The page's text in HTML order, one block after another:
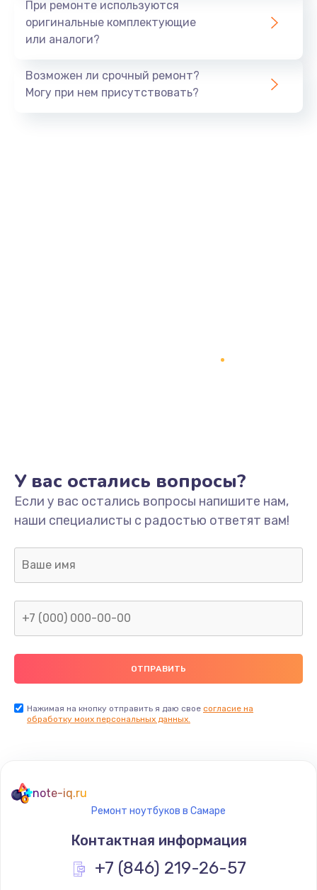
При ремонте используются
оригинальные комплектующие
или аналоги?
Возможен ли срочный ремонт?
Могу при нем присутствовать?
У вас остались вопросы?
Если у вас остались вопросы напишите нам,
наши специалисты с радостью ответят вам!
Нажимая на кнопку отправить я даю свое согласие на
обработку моих персональных данных.
note-iq.ru
Ремонт ноутбуков в Самаре
Контактная информация
+7 (846) 219-26-57